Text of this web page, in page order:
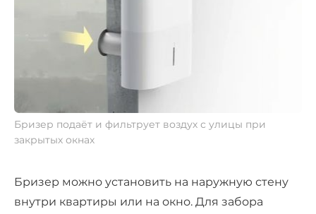
Бризер подаёт и фильтрует воздух с улицы при
закрытых окнах
Бризер можно установить на наружную стену
внутри квартиры или на окно. Для забора